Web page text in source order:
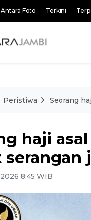
Antara Foto Terkini
Peristiwa Seorang
haji
serangan
8:45 WIB